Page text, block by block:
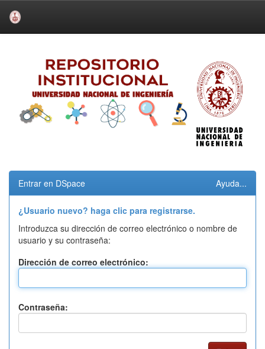
Entrar en DSpace Ayuda...
¿Usuario nuevo? haga clic para registrarse.
Introduzca su dirección de correo electrónico o nombre de
usuario y su contraseña:
Dirección de correo electrónico:
Contraseña: